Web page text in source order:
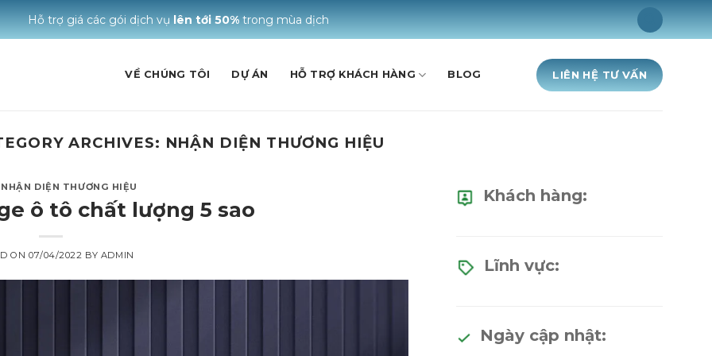
Hỗ trợ giá các gói dịch vụ lên tới 50%trong mùa dịch
VỀ CHÚNG TÔI DỰ ÁN HỖ TRỢ KHÁCH HÀNG BLOG LIÊN HỆ TƯ VẤN
ARCHIVES: NHẬN DIỆN THƯƠNG HIỆU
NHẬN DIỆN THƯƠNG HIỆU
ô tô chất lượng 5 sao
ON 07/04/2022 BY ADMIN
Khách hàng:
Lĩnh vực:
Ngày cập nhật: